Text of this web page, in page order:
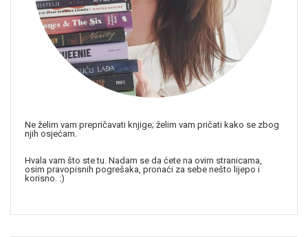
Ne želim vam prepričavati knjige; želim vam pričati kako se zbog
njih osjećam.
Hvala vam što ste tu. Nadam se da ćete na ovim stranicama,
osim pravopisnih pogrešaka, pronaći za sebe nešto lijepo i
korisno. :)